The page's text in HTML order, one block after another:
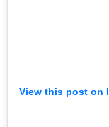
View this post on